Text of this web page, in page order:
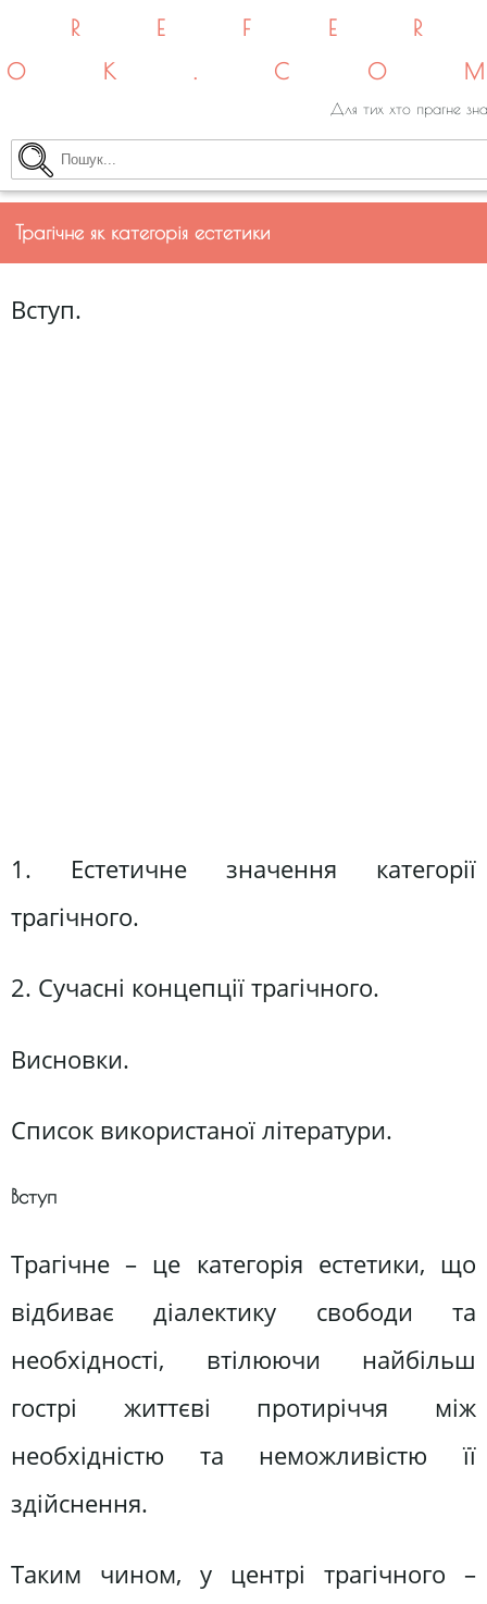
Для тих хто прагне
Трагічне як категорія естетики
Вступ.
1. Естетичне значення категорії
трагічного.
2. Сучасні концепції трагічного.
Висновки.
Список використаної літератури.
Вступ
Трагічне – це категорія естетики, що
відбиває діалектику свободи та
необхідності, втілюючи найбільш
гострі життєві протиріччя між
необхідністю та неможливістю її
здійснення.
Таким чином, у центрі трагічного –